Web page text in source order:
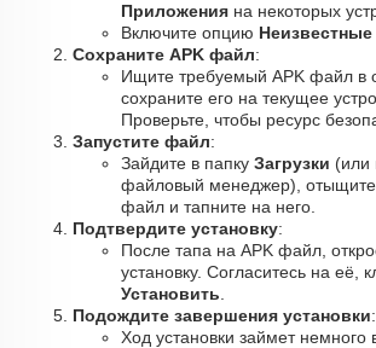
Приложения на некоторых
Включите опцию Неизвестные
Сохраните APK файл:
Ищите требуемый APK файл в
сохраните его на текущее
Проверьте, чтобы ресурс
Запустите файл:
Зайдите в папку Загрузки (или
файловый менеджер), отыщите
файл и тапните на него.
Подтвердите установку:
После тапа на APK файл,
установку. Согласитесь на её,
Установить
Подождите завершения установки:
Ход установки займет